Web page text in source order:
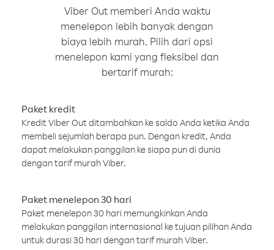
Viber Out memberi Anda waktu
menelepon lebih banyak dengan
biaya lebih murah. Pilih dari opsi
menelepon kami yang fleksibel dan
bertarif murah:
Paket kredit
Kredit Viber Out ditambahkan ke saldo Anda ketika Anda
membeli sejumlah berapa pun. Dengan kredit, Anda
dapat melakukan panggilan ke siapa pun di dunia
dengan tarif murah Viber.
Paket menelepon 30 hari
Paket menelepon 30 hari memungkinkan Anda
melakukan panggilan internasional ke tujuan pilihan Anda
untuk durasi 30 hari dengan tarif murah Viber.